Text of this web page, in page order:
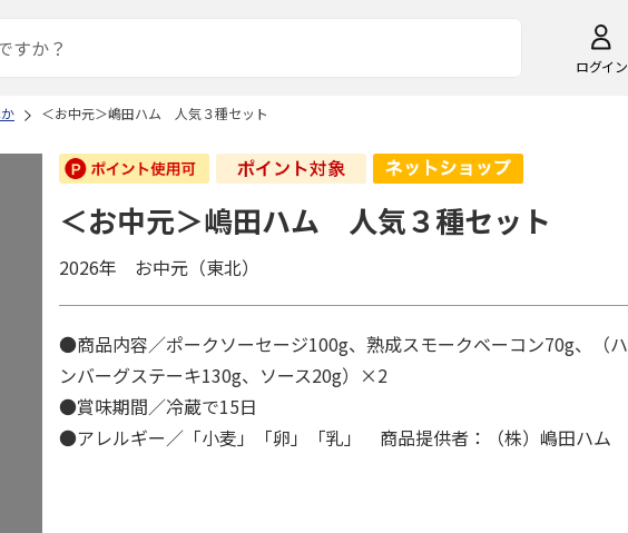
ログイン
＜お中元＞嶋田ハム 人気３種セット
＜お中元＞嶋田ハム 人気３種セット
2026年 お中元（東北）
●商品内容／ポークソーセージ100g、熟成スモークベーコン70g、（ハ
ンバーグステーキ130g、ソース20g）×2
●賞味期間／冷蔵で15日
●アレルギー／「小麦」「卵」「乳」 商品提供者：（株）嶋田ハム